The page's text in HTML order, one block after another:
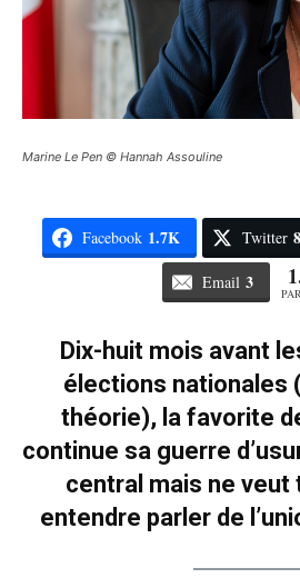
Marine Le Pen © Hannah Assouline
Facebook 1.7K Twitter 8
Email 3
Dix-huit mois avant
élections nationales
théorie), la favorite
continue sa guerre
central mais ne veut
entendre parler de